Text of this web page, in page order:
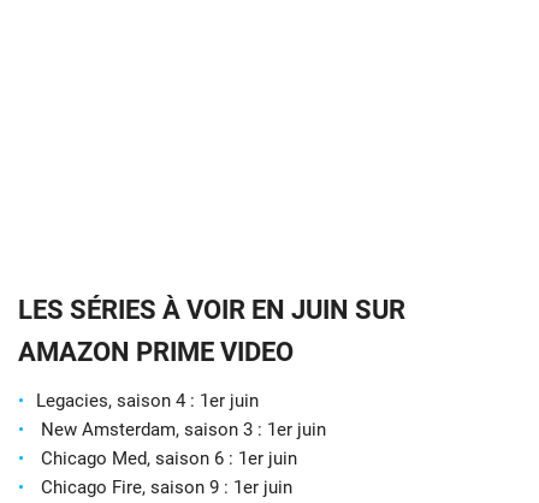
LES SÉRIES À VOIR EN JUIN SUR
AMAZON PRIME VIDEO
Legacies, saison 4 : 1er juin
New Amsterdam, saison 3 : 1er juin
Chicago Med, saison 6 : 1er juin
Chicago Fire, saison 9 : 1er juin